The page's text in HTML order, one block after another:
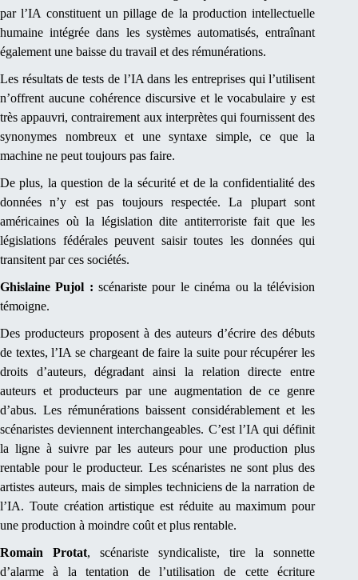
par l’IA constituent un pillage de la production intellectuelle
humaine intégrée dans les systèmes automatisés, entraînant
également une baisse du travail et des rémunérations.
Les résultats de tests de l’IA dans les entreprises qui l’utilisent
n’offrent aucune cohérence discursive et le vocabulaire y est
très appauvri, contrairement aux interprètes qui fournissent des
synonymes nombreux et une syntaxe simple, ce que la
machine ne peut toujours pas faire.
De plus, la question de la sécurité et de la confidentialité des
données n’y est pas toujours respectée. La plupart sont
américaines où la législation dite antiterroriste fait que les
législations fédérales peuvent saisir toutes les données qui
transitent par ces sociétés.
Ghislaine Pujol : scénariste pour le cinéma ou la télévision
témoigne.
Des producteurs proposent à des auteurs d’écrire des débuts
de textes, l’IA se chargeant de faire la suite pour récupérer les
droits d’auteurs, dégradant ainsi la relation directe entre
auteurs et producteurs par une augmentation de ce genre
d’abus. Les rémunérations baissent considérablement et les
scénaristes deviennent interchangeables. C’est l’IA qui définit
la ligne à suivre par les auteurs pour une production plus
rentable pour le producteur. Les scénaristes ne sont plus des
artistes auteurs, mais de simples techniciens de la narration de
l’IA. Toute création artistique est réduite au maximum pour
une production à moindre coût et plus rentable.
Romain Protat, scénariste syndicaliste, tire la sonnette
d’alarme à la tentation de l’utilisation de cette écriture